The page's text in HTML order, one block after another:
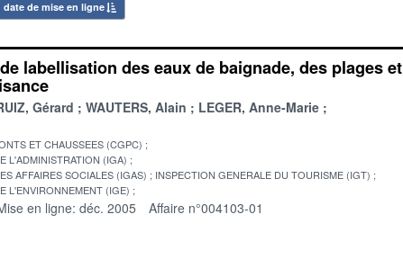
date de mise en ligne
labellisation des eaux de baignade, des plages et
Gérard WAUTERS, Alain
LEGER, Anne-Marie
ET CHAUSSEES (CGPC)
L'ADMINISTRATION (IGA)
AFFAIRES SOCIALES (IGAS)
INSPECTION GENERALE DU TOURISME (IGT)
L'ENVIRONNEMENT (IGE)
en ligne: déc. 2005 Affaire n°004103-01